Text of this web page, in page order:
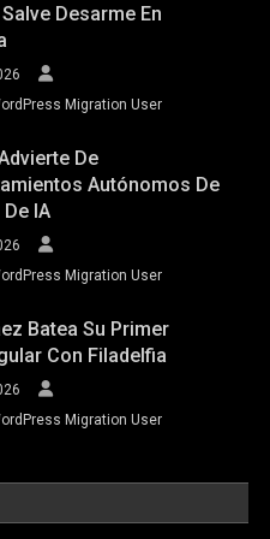
Desarme En
Migration User
De
Autónomos De
IA
Migration User
Batea Su Primer
Con Filadelfia
Migration User